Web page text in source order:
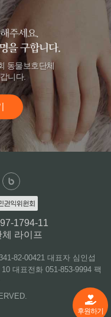
후원하기
동물보호단체
니다.
1794-11
라이프
82-00421 대표자 심인섭
대표전화 051-853-9994 팩